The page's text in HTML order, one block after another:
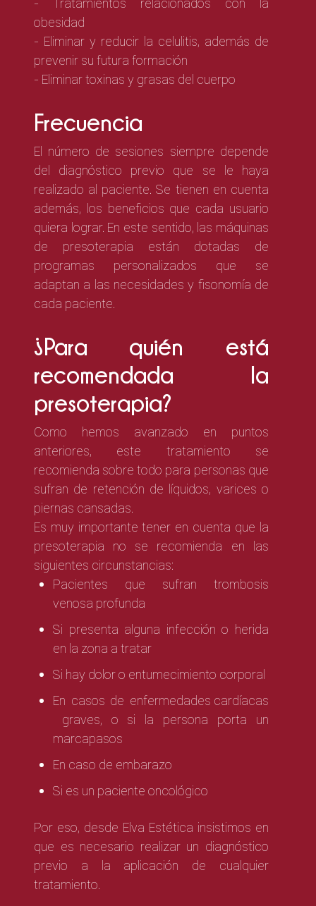
obesidad
- Eliminar y reducir la celulitis, además de
prevenir su futura formación
- Eliminar toxinas y grasas del cuerpo
Frecuencia
El número de sesiones siempre depende
del diagnóstico previo que se le haya
realizado al paciente. Se tienen en cuenta
además, los beneficios que cada usuario
quiera lograr. En este sentido, las máquinas
de presoterapia están dotadas de
programas personalizados que se
adaptan a las necesidades y fisonomía de
cada paciente.
¿Para quién está
recomendada la
presoterapia?
Como hemos avanzado en puntos
anteriores, este tratamiento se
recomienda sobre todo para personas que
sufran de retención de líquidos, varices o
piernas cansadas.
Es muy importante tener en cuenta que la
presoterapia no se recomienda en las
siguientes circunstancias:
Pacientes que sufran trombosis
venosa profunda
Si presenta alguna infección o herida
en la zona a tratar
Si hay dolor o entumecimiento corporal
En casos de enfermedades cardíacas
graves, o si la persona porta un
marcapasos
En caso de embarazo
Si es un paciente oncológico
Por eso, desde Elva Estética insistimos en
que es necesario realizar un diagnóstico
previo a la aplicación de cualquier
tratamiento.